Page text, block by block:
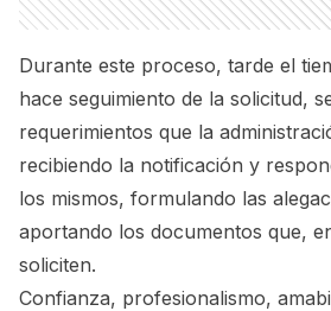
Durante este proceso, tarde el
hace seguimiento de la solicitud,
requerimientos que la
recibiendo la notificación y
los mismos, formulando las
aportando los documentos que,
soliciten.
Confianza, profesionalismo,